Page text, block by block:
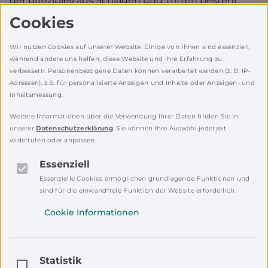
Jonas trainiert selbst im Verein „Get ready to
defend“ in Grafenwöhr und unterrichtet als Trainer
Kinder- und Jugendgruppen. Es geht bei dem
Sport darum, Handlungsabfolgen zu erlernen, um
brenzlige Momente wie beispielsweise Mobbing
oder Angriffe auf dem Schulhof zu deeskalieren
wenn es sein muss.
Cookies
Wir nutzen Cookies auf unserer Website. Einige von ihnen sind essenziell,
während andere uns helfen, diese Website und Ihre Erfahrung zu
verbessern. Personenbezogene Daten können verarbeitet werden (z. B. IP-
Adressen), z.B. für personalisierte Anzeigen und Inhalte oder Anzeigen- und
Inhaltsmessung.
Weitere Informationen über die Verwendung Ihrer Daten finden Sie in
unserer Datenschutzerklärung. Sie können Ihre Auswahl jederzeit
widerrufen oder anpassen.
Essenziell
Essenzielle Cookies ermöglichen grundlegende Funktionen und
sind für die einwandfreie Funktion der Website erforderlich.
Cookie Informationen
Statistik